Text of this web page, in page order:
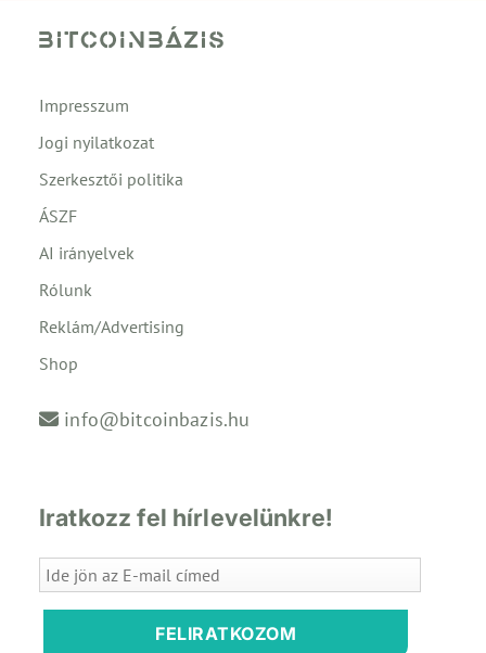
Impresszum
Jogi nyilatkozat
Szerkesztői politika
ÁSZF
AI irányelvek
Rólunk
Reklám/Advertising
Shop
info@bitcoinbazis.hu
Iratkozz fel hírlevelünkre!
FELIRATKOZOM